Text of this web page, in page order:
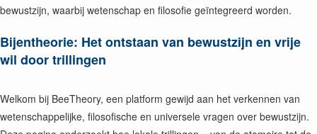
bewustzijn, waarbij wetenschap en filosofie geïntegreerd worden.
Bijentheorie: Het ontstaan van bewustzijn en vrije
wil door trillingen
Welkom bij BeeTheory, een platform gewijd aan het verkennen van
wetenschappelijke, filosofische en universele vragen over bewustzijn.